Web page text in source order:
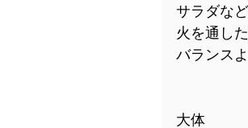
サラダな
火を通し
バランス
大体